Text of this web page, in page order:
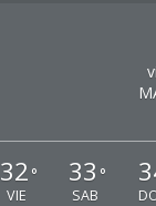
32 °
VIE
33 °
SAB